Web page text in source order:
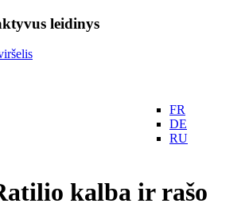
leidinys
FR
DE
RU
kalba ir rašo